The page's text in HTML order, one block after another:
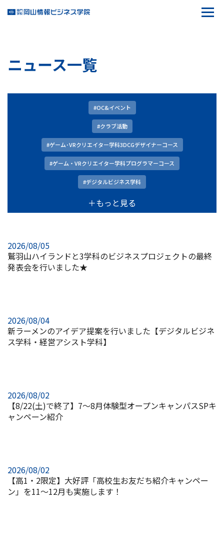
ニュース一覧
#OC&イベント
#クラブ活動
#ゲーム･VRクリエイター学科3DCGデザイナーコース
#ゲーム・VRクリエイター学科プログラマーコース
#デジタルビジネス学科
＋もっと見る
2026/08/05
鷲羽山ハイランドと3学科のビジネスプロジェクトの最終
発表会を行いました★
2026/08/04
新ラーメンのアイデア提案を行いました【デジタルビジネ
ス学科・経営アシスト学科】
2026/08/02
【8/22(土)で終了】7～8月体験型オープンキャンパスSPキ
ャンペーン紹介
2026/08/02
【高1・2限定】大好評「高校生お友だち紹介キャンペー
ン」を11～12月も実施します！